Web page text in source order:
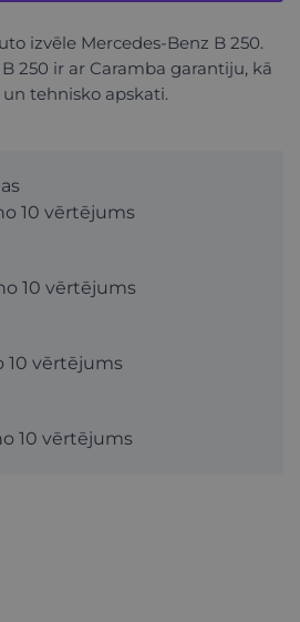
izvēle Mercedes-Benz B 250.
250 ir ar Caramba garantiju, kā
tehnisko apskati.
10 vērtējums
10 vērtējums
10 vērtējums
10 vērtējums